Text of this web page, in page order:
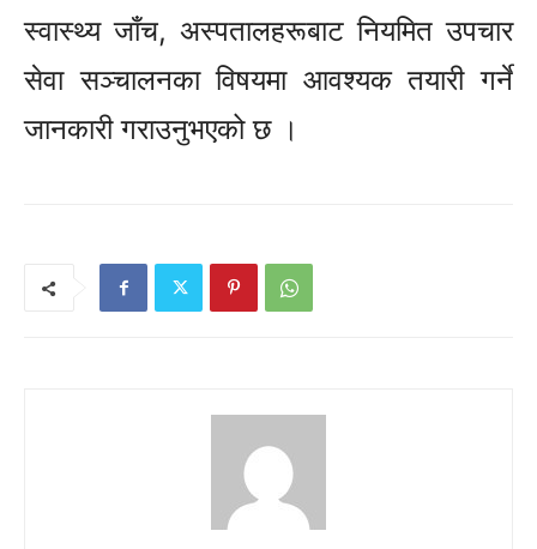
स्वास्थ्य जाँच, अस्पतालहरूबाट नियमित उपचार
सेवा सञ्चालनका विषयमा आवश्यक तयारी गर्ने
जानकारी गराउनुभएको छ ।